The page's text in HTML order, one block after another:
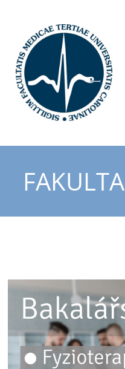
FAKULTA